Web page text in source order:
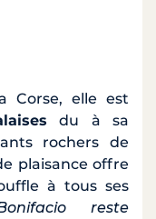
Corse, elle est
du à sa
rochers de
plaisance offre
à tous ses
reste